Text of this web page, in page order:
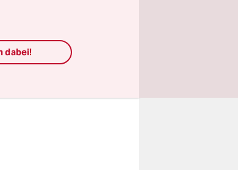
dabei!